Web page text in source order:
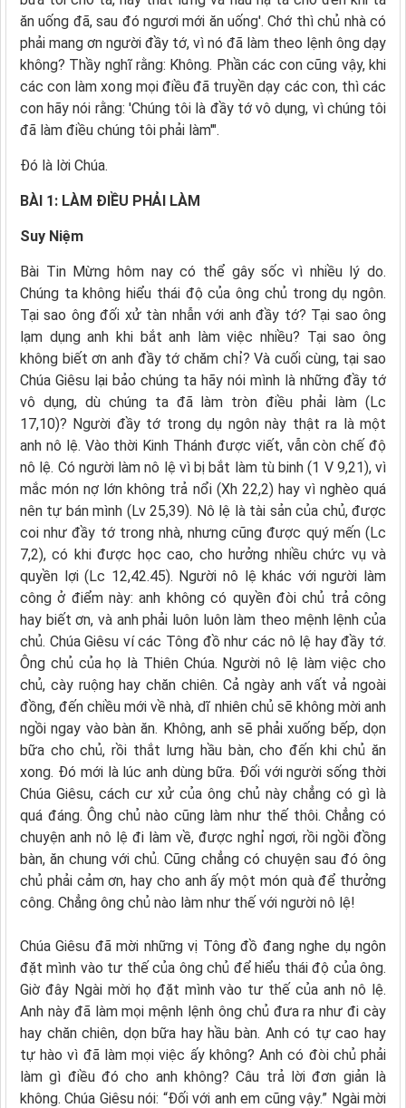
ăn uống đã, sau đó ngươi mới ăn uống'. Chớ thì chủ nhà có
phải mang ơn người đầy tớ, vì nó đã làm theo lệnh ông dạy
không? Thầy nghĩ rằng: Không. Phần các con cũng vậy, khi
các con làm xong mọi điều đã truyền dạy các con, thì các
con hãy nói rằng: 'Chúng tôi là đầy tớ vô dụng, vì chúng tôi
đã làm điều chúng tôi phải làm'".
Ðó là lời Chúa.
BÀI 1: LÀM ĐIỀU PHẢI LÀM
Suy Niệm
Bài Tin Mừng hôm nay có thể gây sốc vì nhiều lý do.
Chúng ta không hiểu thái độ của ông chủ trong dụ ngôn.
Tại sao ông đối xử tàn nhẫn với anh đầy tớ? Tại sao ông
lạm dụng anh khi bắt anh làm việc nhiều? Tại sao ông
không biết ơn anh đầy tớ chăm chỉ? Và cuối cùng, tại sao
Chúa Giêsu lại bảo chúng ta hãy nói mình là những đầy tớ
vô dụng, dù chúng ta đã làm tròn điều phải làm (Lc
17,10)? Người đầy tớ trong dụ ngôn này thật ra là một
anh nô lệ. Vào thời Kinh Thánh được viết, vẫn còn chế độ
nô lệ. Có người làm nô lệ vì bị bắt làm tù binh (1 V 9,21), vì
mắc món nợ lớn không trả nổi (Xh 22,2) hay vì nghèo quá
nên tự bán mình (Lv 25,39). Nô lệ là tài sản của chủ, được
coi như đầy tớ trong nhà, nhưng cũng được quý mến (Lc
7,2), có khi được học cao, cho hưởng nhiều chức vụ và
quyền lợi (Lc 12,42.45). Người nô lệ khác với người làm
công ở điểm này: anh không có quyền đòi chủ trả công
hay biết ơn, và anh phải luôn luôn làm theo mệnh lệnh của
chủ. Chúa Giêsu ví các Tông đồ như các nô lệ hay đầy tớ.
Ông chủ của họ là Thiên Chúa. Người nô lệ làm việc cho
chủ, cày ruộng hay chăn chiên. Cả ngày anh vất vả ngoài
đồng, đến chiều mới về nhà, dĩ nhiên chủ sẽ không mời anh
ngồi ngay vào bàn ăn. Không, anh sẽ phải xuống bếp, dọn
bữa cho chủ, rồi thắt lưng hầu bàn, cho đến khi chủ ăn
xong. Đó mới là lúc anh dùng bữa. Đối với người sống thời
Chúa Giêsu, cách cư xử của ông chủ này chẳng có gì là
quá đáng. Ông chủ nào cũng làm như thế thôi. Chẳng có
chuyện anh nô lệ đi làm về, được nghỉ ngơi, rồi ngồi đồng
bàn, ăn chung với chủ. Cũng chẳng có chuyện sau đó ông
chủ phải cảm ơn, hay cho anh ấy một món quà để thưởng
công. Chẳng ông chủ nào làm như thế với người nô lệ!
Chúa Giêsu đã mời những vị Tông đồ đang nghe dụ ngôn
đặt mình vào tư thế của ông chủ để hiểu thái độ của ông.
Giờ đây Ngài mời họ đặt mình vào tư thế của anh nô lệ.
Anh này đã làm mọi mệnh lệnh ông chủ đưa ra như đi cày
hay chăn chiên, dọn bữa hay hầu bàn. Anh có tự cao hay
tự hào vì đã làm mọi việc ấy không? Anh có đòi chủ phải
làm gì điều đó cho anh không? Câu trả lời đơn giản là
không. Chúa Giêsu nói: “Đối với anh em cũng vậy.” Ngài mời